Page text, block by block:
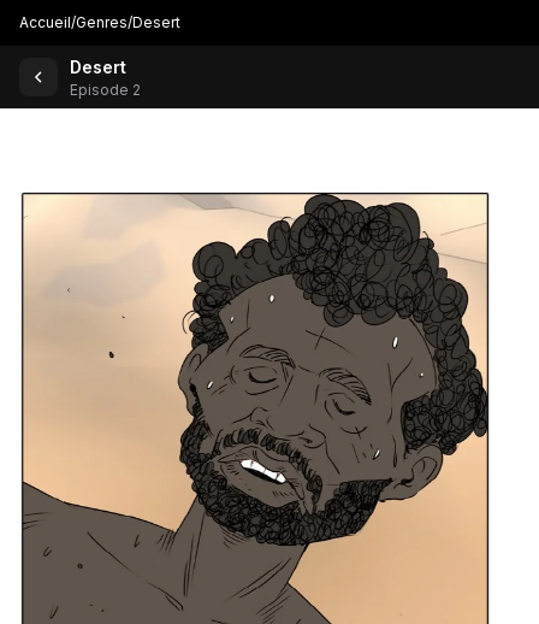
Accueil/Genres/Desert
Desert
Episode 2
Retour aux comics